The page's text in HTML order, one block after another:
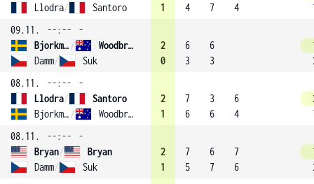
Llodra/ Santoro
1
4
7
4
09.11.
--:--
-
Bjorkman /
Woodbridge
Damm/ Suk
2
0
6
3
6
3
08.11.
--:--
-
Llodra/
Santoro
Bjorkman / Woodbridge
2
1
7
6
3
6
6
4
08.11.
--:--
-
Bryan/
Bryan
Damm/ Suk
2
1
7
5
6
7
7
6